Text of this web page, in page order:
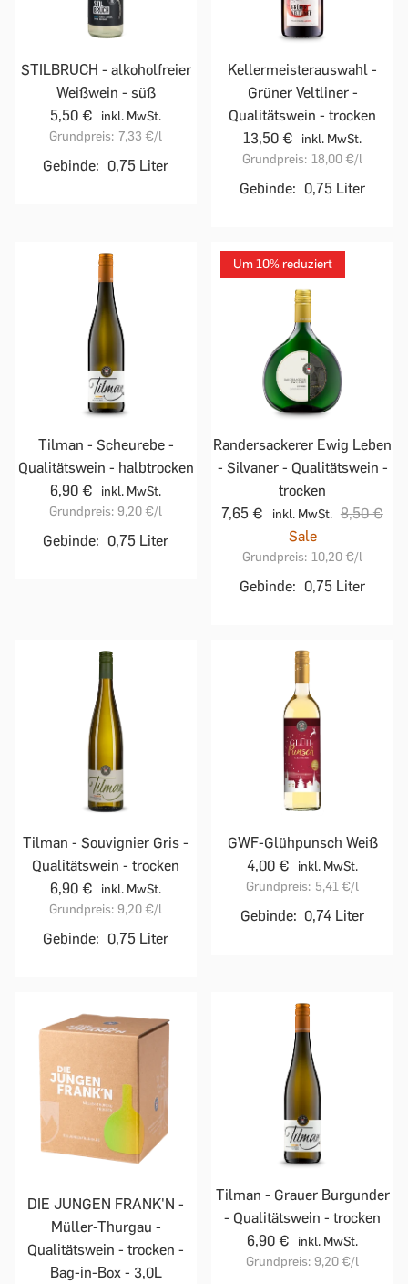
STILBRUCH - alkoholfreier
Weißwein - süß
5,50 €
inkl. MwSt.
Grundpreis: 7,33 €/l
Gebinde: 0,75 Liter
Kellermeisterauswahl -
Grüner Veltliner -
Qualitätswein - trocken
13,50 €
inkl. MwSt.
Grundpreis: 18,00 €/l
Gebinde: 0,75 Liter
Tilman - Scheurebe -
Qualitätswein - halbtrocken
6,90 €
inkl. MwSt.
Grundpreis: 9,20 €/l
Gebinde: 0,75 Liter
Um 10% reduziert
Randersackerer Ewig Leben
- Silvaner - Qualitätswein -
trocken
7,65 €
inkl. MwSt. 8,50 €
Sale
Grundpreis: 10,20 €/l
Gebinde: 0,75 Liter
Tilman - Souvignier Gris -
Qualitätswein - trocken
6,90 €
inkl. MwSt.
Grundpreis: 9,20 €/l
Gebinde: 0,75 Liter
GWF-Glühpunsch Weiß
4,00 €
inkl. MwSt.
Grundpreis: 5,41 €/l
Gebinde: 0,74 Liter
DIE JUNGEN FRANK'N -
Müller-Thurgau -
Qualitätswein - trocken -
Bag-in-Box - 3,0L
Tilman - Grauer Burgunder
- Qualitätswein - trocken
6,90 €
inkl. MwSt.
Grundpreis: 9,20 €/l